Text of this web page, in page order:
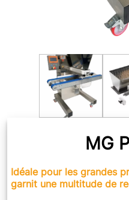
MG
Idéale pour les grandes
garnit une multitude de